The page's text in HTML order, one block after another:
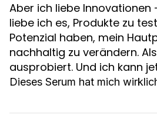
Aber ich liebe Innovationen
liebe ich es, Produkte zu
Potenzial haben, mein
nachhaltig zu verändern.
ausprobiert. Und ich kann
Dieses Serum hat mich